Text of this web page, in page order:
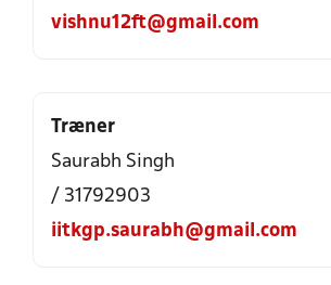
vishnu12ft@gmail.com
Træner
Saurabh Singh
/ 31792903
iitkgp.saurabh@gmail.com